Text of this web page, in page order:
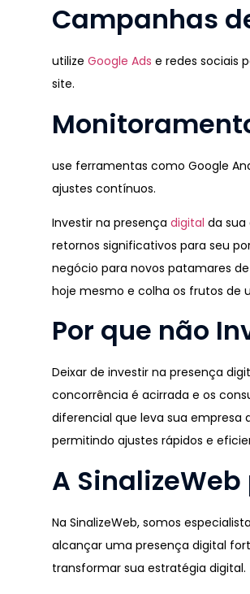
Campanhas
utilize Google Ads e redes sociais
site.
use ferramentas como Google
ajustes contínuos.
Investir na presença digital da sua
retornos significativos para seu
negócio para novos patamares
hoje mesmo e colha os frutos de
Por que não
Deixar de investir na presença
concorrência é acirrada e os
diferencial que leva sua empresa
permitindo ajustes rápidos e
A
Na SinalizeWeb, somos
alcançar uma presença digital
transformar sua estratégia digital.